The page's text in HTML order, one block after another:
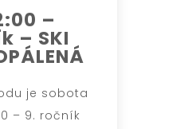
–
– SKI
je sobota
– 9. ročník